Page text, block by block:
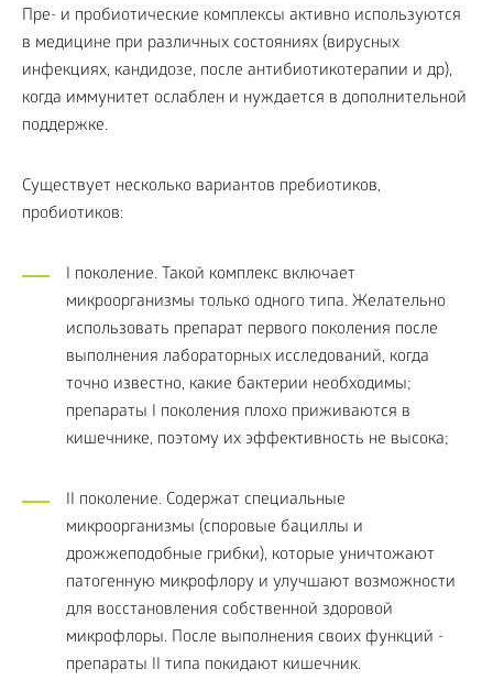
Пре- и пробиотические комплексы активно используются
в медицине при различных состояниях (вирусных
инфекциях, кандидозе, после антибиотикотерапии и др),
когда иммунитет ослаблен и нуждается в дополнительной
поддержке.
Существует несколько вариантов пребиотиков,
пробиотиков:
I поколение. Такой комплекс включает
микроорганизмы только одного типа. Желательно
использовать препарат первого поколения после
выполнения лабораторных исследований, когда
точно известно, какие бактерии необходимы;
препараты I поколения плохо приживаются в
кишечнике, поэтому их эффективность не высока;
II поколение. Содержат специальные
микроорганизмы (споровые бациллы и
дрожжеподобные грибки), которые уничтожают
патогенную микрофлору и улучшают возможности
для восстановления собственной здоровой
микрофлоры. После выполнения своих функций -
препараты II типа покидают кишечник.